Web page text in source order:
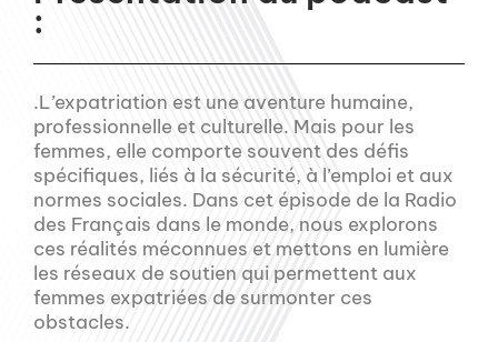
:
.L’expatriation est une aventure humaine,
professionnelle et culturelle. Mais pour les
femmes, elle comporte souvent des défis
spécifiques, liés à la sécurité, à l’emploi et aux
normes sociales. Dans cet épisode de la Radio
des Français dans le monde, nous explorons
ces réalités méconnues et mettons en lumière
les réseaux de soutien qui permettent aux
femmes expatriées de surmonter ces
obstacles.